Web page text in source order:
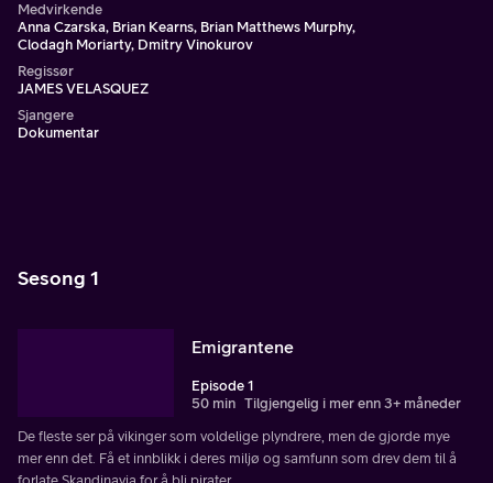
Medvirkende
Anna Czarska, Brian Kearns, Brian Matthews Murphy,
Clodagh Moriarty, Dmitry Vinokurov
Regissør
JAMES VELASQUEZ
Sjangere
Dokumentar
Sesong 1
Emigrantene
Episode 1
50 min Tilgjengelig i mer enn 3+ måneder
De fleste ser på vikinger som voldelige plyndrere, men de gjorde mye
mer enn det. Få et innblikk i deres miljø og samfunn som drev dem til å